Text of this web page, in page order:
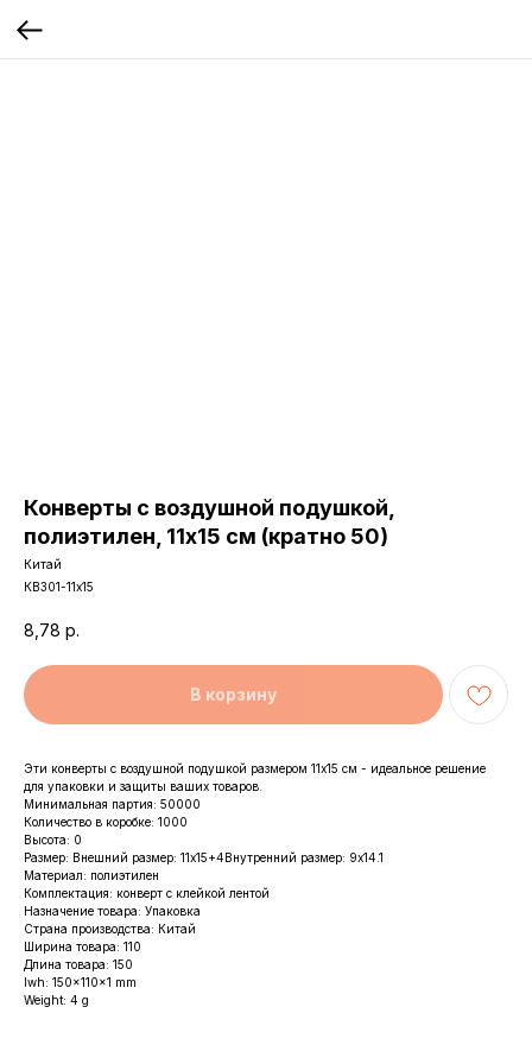
Конверты с воздушной подушкой,
полиэтилен, 11х15 см (кратно 50)
Китай
КВ301-11х15
8,78 р.
В корзину
Эти конверты с воздушной подушкой размером 11х15 см - идеальное решение
для упаковки и защиты ваших товаров.
Минимальная партия: 50000
Количество в коробке: 1000
Высота: 0
Размер: Внешний размер: 11х15+4Внутренний размер: 9х14.1
Материал: полиэтилен
Комплектация: конверт с клейкой лентой
Назначение товара: Упаковка
Страна производства: Китай
Ширина товара: 110
Длина товара: 150
lwh: 150x110x1 mm
Weight: 4 g